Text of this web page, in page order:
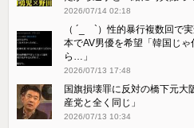
2026/07/14 02:18
（ ´_ゝ`）性的暴行複数回で
本でAV男優を希望「韓国じ
ら…」
2026/07/13 17:48
国旗損壊罪に反対の橋下元大
産党と全く同じ」
2026/07/13 10:34